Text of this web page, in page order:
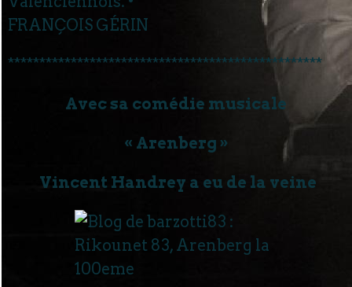
FRANÇOIS GÉRIN
**************************************************
Avec sa comédie musicale
« Arenberg »
Vincent Handrey a eu de la veine